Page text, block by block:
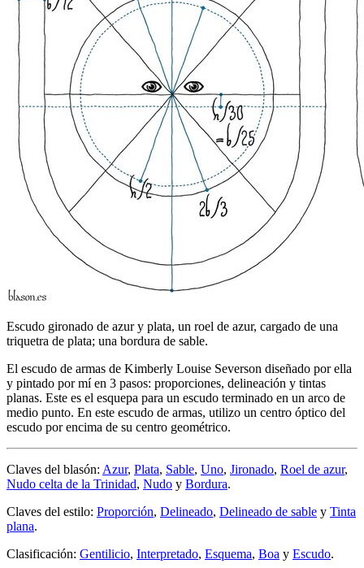
Escudo gironado de azur y plata, un roel de azur, cargado de una
triquetra de plata; una bordura de sable.
El escudo de armas de Kimberly Louise Severson diseñado por ella
y pintado por mí en 3 pasos: proporciones, delineación y tintas
planas. Este es el esquepa para un escudo terminado en un arco de
medio punto. En este escudo de armas, utilizo un centro óptico del
escudo por encima de su centro geométrico.
Claves del blasón: Azur, Plata, Sable, Uno, Jironado, Roel de azur,
Nudo celta de la Trinidad, Nudo y Bordura.
Claves del estilo: Proporción, Delineado, Delineado de sable y Tinta
plana.
Clasificación: Gentilicio, Interpretado, Esquema, Boa y Escudo.